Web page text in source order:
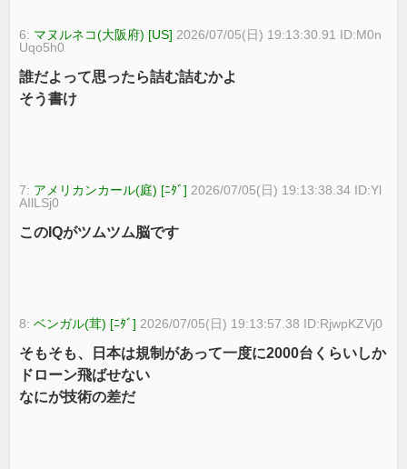
6: マヌルネコ(大阪府) [US] 2026/07/05(日) 19:13:30.91 ID:M0n
Uqo5h0
誰だよって思ったら詰む詰むかよ
そう書け
7: アメリカンカール(庭) [ﾆﾀﾞ] 2026/07/05(日) 19:13:38.34 ID:Yl
AIlLSj0
このIQがツムツム脳です
8:ベンガル(茸) [ﾆﾀﾞ] 2026/07/05(日) 19:13:57.38 ID:RjwpKZVj0
そもそも、日本は規制があって一度に2000台くらいしか
ドローン飛ばせない
なにが技術の差だ